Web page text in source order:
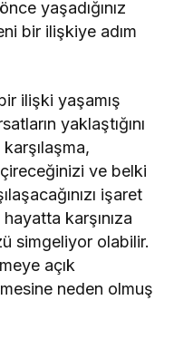
yaşadığınız
bir ilişkiye adım
ilişki yaşamış
yaklaştığını
ve belki
işaret
karşınıza
simgeliyor olabilir.
açık
neden olmuş